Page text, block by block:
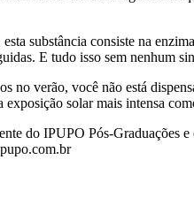
substância consiste na
E tudo isso sem nenhum
no verão, você não está
solar mais intensa
do IPUPO Pós-